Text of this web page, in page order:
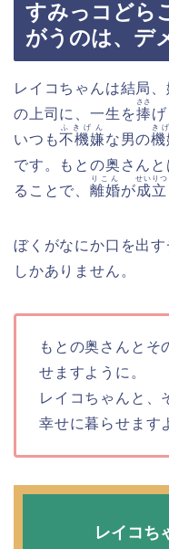
すみっコどら
がうのは、デ
レイコちゃんは結局
の上司に、一生を捧
ささ
げ
いつも不機嫌
ふきげん
な男の機
き
です。もとの奥さんと
ることで、 離婚
りこん
が成立
せいりつ
ぼくがなにか口を出
しかありません。
もとの奥さんとそ
せますように。
レイコちゃんと、
幸せに暮らせます
レイコち